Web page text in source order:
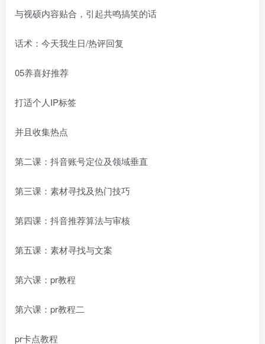
与视硕内容贴合，引起共鸣搞笑的话
话术：今天我生日/热评回复
05养喜好推荐
打适个人IP标签
并且收集热点
第二课：抖音账号定位及领域垂直
第三课：素材寻找及热门技巧
第四课：抖音推荐算法与审核
第五课：素材寻找与文案
第六课：pr教程
第六课：pr教程二
pr卡点教程